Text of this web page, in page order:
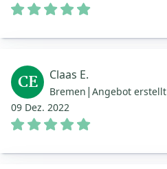
CE Claas E.
Bremen | Angebot erstellt
09 Dez. 2022